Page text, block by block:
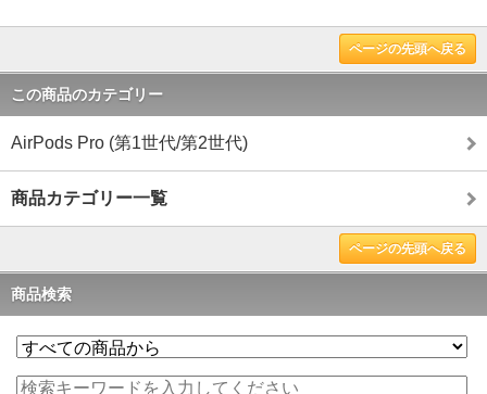
ページの先頭へ戻る
この商品のカテゴリー
AirPods Pro (第1世代/第2世代)
商品カテゴリー一覧
ページの先頭へ戻る
商品検索